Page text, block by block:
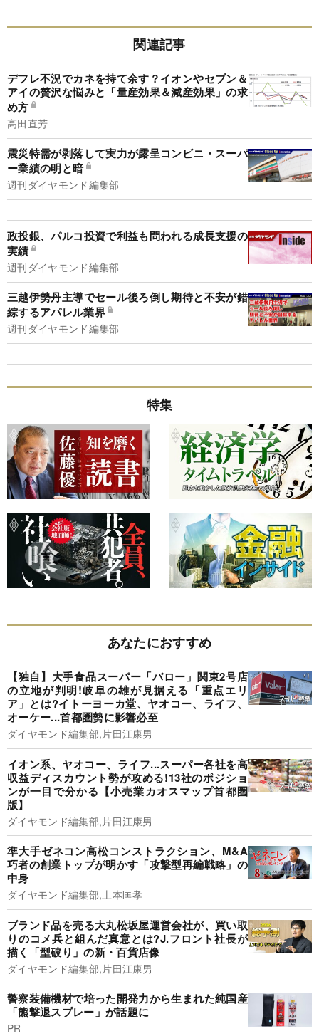
関連記事
デフレ不況でカネを持て余す？イオンやセブン＆
アイの贅沢な悩みと「量産効果＆減産効果」の求
め方
高田直芳
震災特需が剥落して実力が露呈コンビニ・スーパ
ー業績の明と暗
週刊ダイヤモンド編集部
政投銀、パルコ投資で利益も問われる成長支援の
実績
週刊ダイヤモンド編集部
三越伊勢丹主導でセール後ろ倒し期待と不安が錯
綜するアパレル業界
週刊ダイヤモンド編集部
特集
あなたにおすすめ
【独自】大手食品スーパー「バロー」関東2号店
の立地が判明!岐阜の雄が見据える「重点エリ
ア」とは?イトーヨーカ堂、ヤオコー、ライフ、
オーケー...首都圏勢に影響必至
ダイヤモンド編集部,片田江康男
イオン系、ヤオコー、ライフ...スーパー各社を高
収益ディスカウント勢が攻める!13社のポジショ
ンが一目で分かる【小売業カオスマップ首都圏
版】
ダイヤモンド編集部,片田江康男
準大手ゼネコン高松コンストラクション、M&A
巧者の創業トップが明かす「攻撃型再編戦略」の
中身
ダイヤモンド編集部,土本匡孝
ブランド品を売る大丸松坂屋運営会社が、買い取
りのコメ兵と組んだ真意とは?J.フロント社長が
描く「型破り」の新・百貨店像
ダイヤモンド編集部,片田江康男
警察装備機材で培った開発力から生まれた純国産
「熊撃退スプレー」が話題に
PR